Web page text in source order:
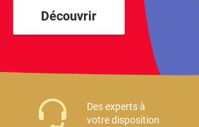
Découvrir
Des experts à
votre disposition